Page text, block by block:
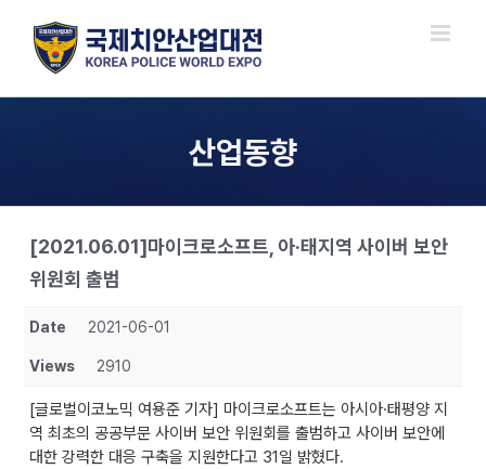
content
산업동향
[2021.06.01]마이크로소프트, 아·태지역 사이버 보안
위원회 출범
Date 2021-06-01
Views 2910
[글로벌이코노믹 여용준 기자] 마이크로소프트는 아시아·태평양 지
역 최초의 공공부문 사이버 보안 위원회를 출범하고 사이버 보안에
대한 강력한 대응 구축을 지원한다고 31일 밝혔다.